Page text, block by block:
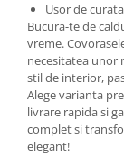
Usor de
Bucura-te de
vreme.
necesitatea unor
stil de interior,
Alege varianta
livrare rapida si
complet si
elegant!